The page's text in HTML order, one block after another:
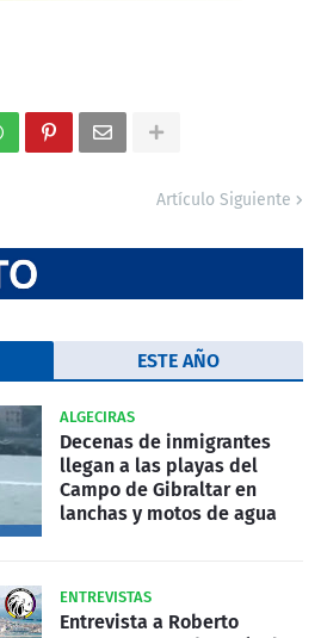
Artículo Siguiente
ESTE AÑO
ALGECIRAS
Decenas de inmigrantes
llegan a las playas del
Campo de Gibraltar en
lanchas y motos de agua
ENTREVISTAS
Entrevista a Roberto